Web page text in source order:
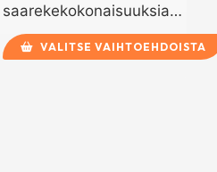
saarekekokonaisuuksia…
VALITSE VAIHTOEHDOISTA